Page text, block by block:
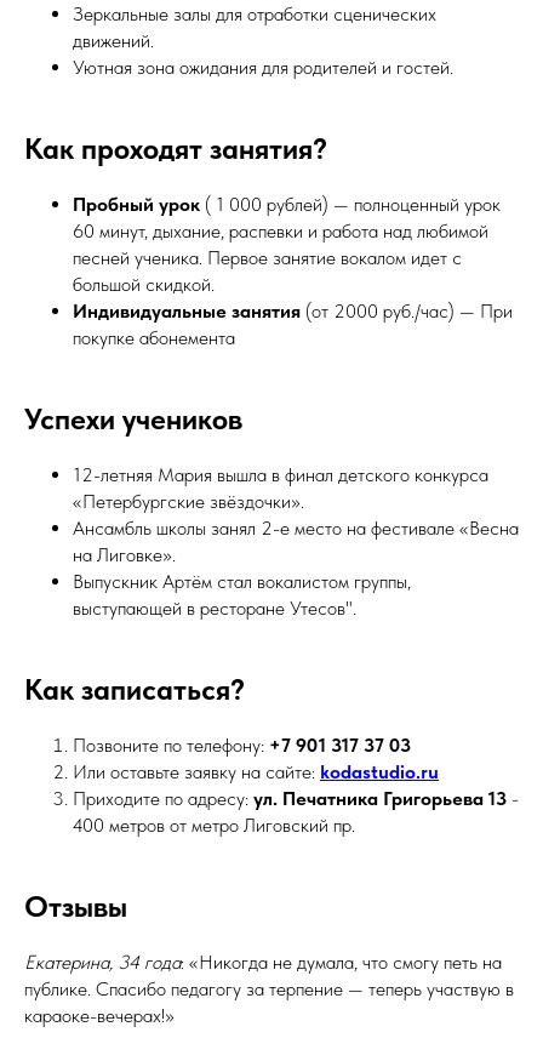
Зеркальные залы для отработки сценических
движений.
Уютная зона ожидания для родителей и гостей.
Как проходят занятия?
Пробный урок ( 1 000 рублей) — полноценный урок
60 минут, дыхание, распевки и работа над любимой
песней ученика. Первое занятие вокалом идет с
большой скидкой.
Индивидуальные занятия (от 2000 руб./час) — При
покупке абонемента
Успехи учеников
12-летняя Мария вышла в финал детского конкурса
«Петербургские звёздочки».
Ансамбль школы занял 2-е место на фестивале «Весна
на Лиговке».
Выпускник Артём стал вокалистом группы,
выступающей в ресторане Утесов".
Как записаться?
Позвоните по телефону: +7 901 317 37 03
Или оставьте заявку на сайте: kodastudio.ru
Приходите по адресу: ул. Печатника Григорьева 13 -
400 метров от метро Лиговский пр.
Отзывы
Екатерина, 34 года: «Никогда не думала, что смогу петь на
публике. Спасибо педагогу за терпение — теперь участвую в
караоке-вечерах!»